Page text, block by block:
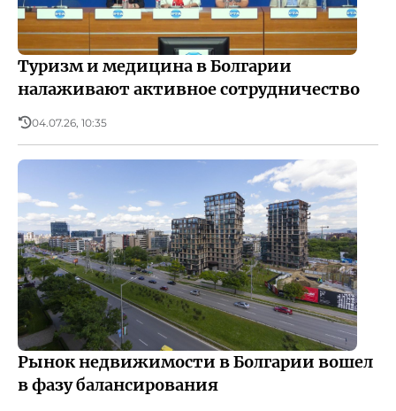
Туризм и медицина в Болгарии
налаживают активное сотрудничество
04.07.26, 10:35
Рынок недвижимости в Болгарии вошел
в фазу балансирования